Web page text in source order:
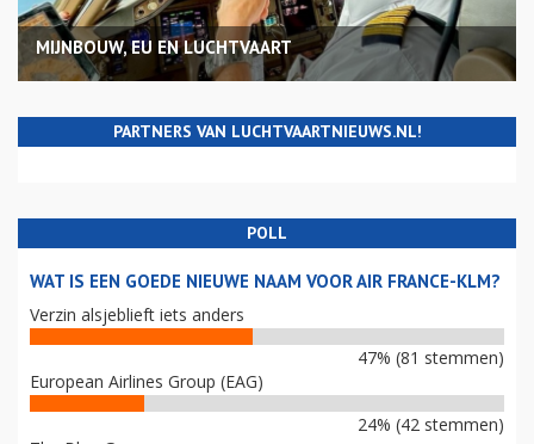
MIJNBOUW, EU EN LUCHTVAART
PARTNERS VAN LUCHTVAARTNIEUWS.NL!
POLL
WAT IS EEN GOEDE NIEUWE NAAM VOOR AIR FRANCE-KLM?
Verzin alsjeblieft iets anders
47% (81 stemmen)
European Airlines Group (EAG)
24% (42 stemmen)